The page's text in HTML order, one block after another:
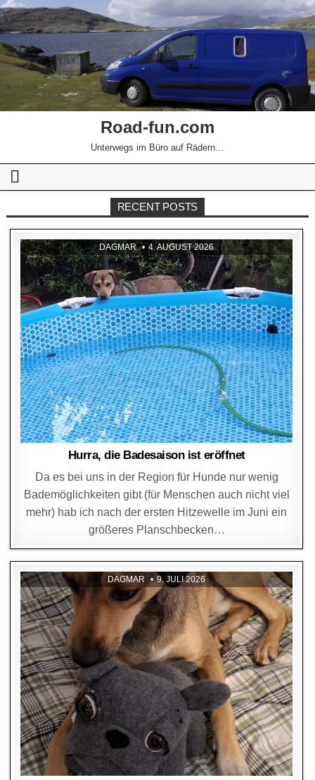
Road-fun.com
Unterwegs im Büro auf Rädern…
RECENT POSTS
DAGMAR 4. AUGUST 2026
Hurra, die Badesaison ist eröffnet
Da es bei uns in der Region für Hunde nur wenig
Bademöglichkeiten gibt (für Menschen auch nicht viel
mehr) hab ich nach der ersten Hitzewelle im Juni ein
größeres Planschbecken…
DAGMAR 9. JULI 2026